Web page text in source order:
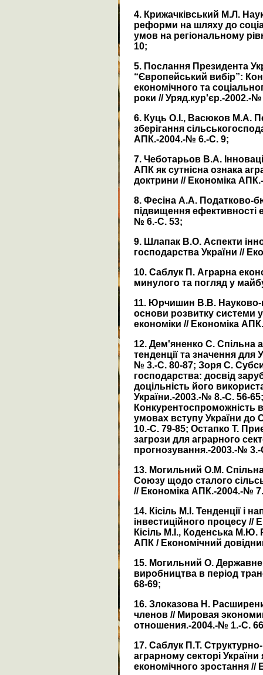
4. Крижачківський М.Л.
реформи на шляху до
умов на регіональному
10;
5. Послання Президента
“Європейський вибір”:
економічного та
роки // Уряд.кур'єр.-2002.-
6. Куць О.І., Васюков М.А.
зберігання
АПК.-2004.-№ 6.-С. 9;
7. Чеботарьов В.А.
АПК як сутнісна ознака
доктрини // Економіка
8. Фесіна А.А. Податково-
підвищення ефективності
№ 6.-С. 53;
9. Шлапак В.О. Аспекти
господарства України //
10. Саблук П. Аграрна
минулого та погляд у
11. Юрчишин В.В. Науково-
основи розвитку системи
економіки // Економіка
12. Дем'яненко С. Спільна
тенденції та значення для
№ 3.-С. 80-87; Зоря С.
господарства: досвід
доцільність його
України.-2003.-№ 8.-С. 56-
Конкурентоспроможність
умовах вступу України до
10.-С. 79-85; Остапко Т.
загрози для аграрного
прогнозування.-2003.-№ 3.-
13. Могильний О.М.
Союзу щодо сталого
// Економіка АПК.-2004.-№
14. Кісіль М.І. Тенденції і
інвестиційного процесу
Кісіль М.І., Коденська М.Ю.
АПК / Економічний
15. Могильний О.
виробництва в період
68-69;
16. Злоказова Н.
членов // Мировая
отношения.-2004.-№ 1.-С.
17. Саблук П.Т.
аграрному секторі
економічного зростання